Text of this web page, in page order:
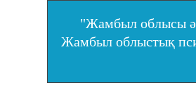
"Жамбыл облысы
Жамбыл облыстық